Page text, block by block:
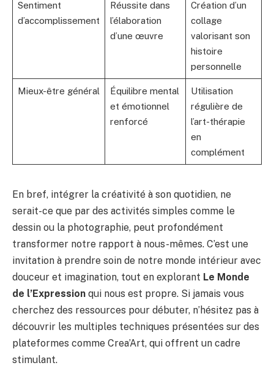
Sentiment
d’accomplissement
Réussite dans
l’élaboration
d’une œuvre
Création d’un
collage
valorisant son
histoire
personnelle
Mieux-être général
Équilibre mental
et émotionnel
renforcé
Utilisation
régulière de
l’art-thérapie
en
complément
En bref, intégrer la créativité à son quotidien, ne
serait-ce que par des activités simples comme le
dessin ou la photographie, peut profondément
transformer notre rapport à nous-mêmes. C’est une
invitation à prendre soin de notre monde intérieur avec
douceur et imagination, tout en explorant Le Monde
de l’Expression qui nous est propre. Si jamais vous
cherchez des ressources pour débuter, n’hésitez pas à
découvrir les multiples techniques présentées sur des
plateformes comme Crea’Art, qui offrent un cadre
stimulant.